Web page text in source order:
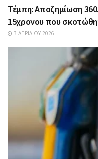
Τέμπη: Αποζημίωση
15χρονου που
3 ΑΠΡΙΛΊΟΥ 2026